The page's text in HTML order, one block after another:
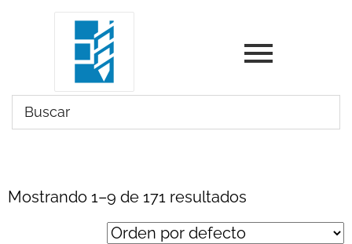
Mostrando 1–9 de 171 resultados